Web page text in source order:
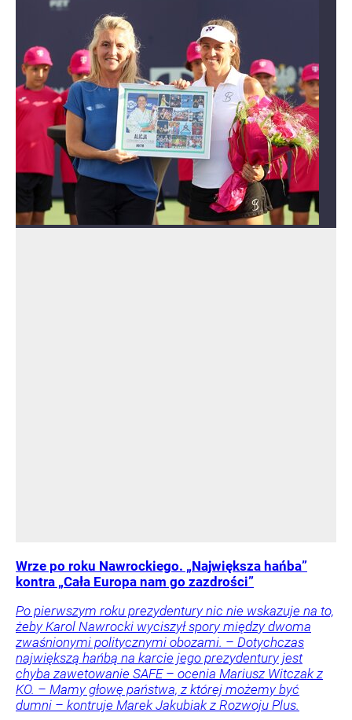
Wrze po roku Nawrockiego. „Największa hańba”
kontra „Cała Europa nam go zazdrości”
Po pierwszym roku prezydentury nic nie wskazuje na to,
żeby Karol Nawrocki wyciszył spory między dwoma
zwaśnionymi politycznymi obozami. – Dotychczas
największą hańbą na karcie jego prezydentury jest
chyba zawetowanie SAFE – ocenia Mariusz Witczak z
KO. – Mamy głowę państwa, z której możemy być
dumni – kontruje Marek Jakubiak z Rozwoju Plus.